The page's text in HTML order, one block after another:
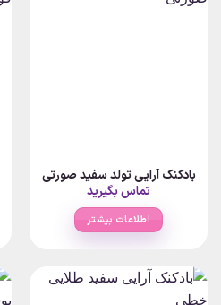
بادکنک آرایی تولد سفید صورتی
تماس بگیرید
اطلاعات بیشتر